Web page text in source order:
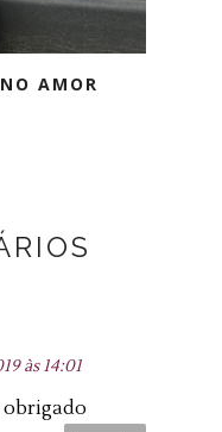
AMOR
às 14:01
obrigado